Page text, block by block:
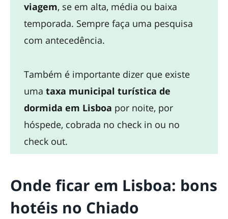
viagem, se em alta, média ou baixa
temporada. Sempre faça uma pesquisa
com antecedência.
Também é importante dizer que existe
uma taxa municipal turística de
dormida em Lisboa por noite, por
hóspede, cobrada no check in ou no
check out.
Onde ficar em Lisboa: bons
hotéis no Chiado